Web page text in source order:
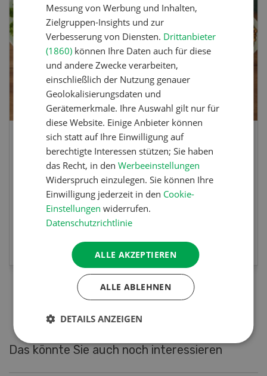
Frühlingsrollen
Frühlingsrollen mit Poulet
Das könnte Sie auch noch interessieren
Messung von Werbung und Inhalten,
Zielgruppen-Insights und zur
Verbesserung von Diensten. Drittanbieter
(1860) können Ihre Daten auch für diese
und andere Zwecke verarbeiten,
einschließlich der Nutzung genauer
Geolokalisierungsdaten und
Gerätemerkmale. Ihre Auswahl gilt nur für
diese Website. Einige Anbieter können
sich statt auf Ihre Einwilligung auf
berechtigte Interessen stützen; Sie haben
das Recht, in denWerbeeinstellungen
Widerspruch einzulegen. Sie können Ihre
Einwilligung jederzeit in den Cookie-
Einstellungen widerrufen.
Datenschutzrichtlinie
ALLE AKZEPTIEREN
ALLE ABLEHNEN
DETAILS ANZEIGEN